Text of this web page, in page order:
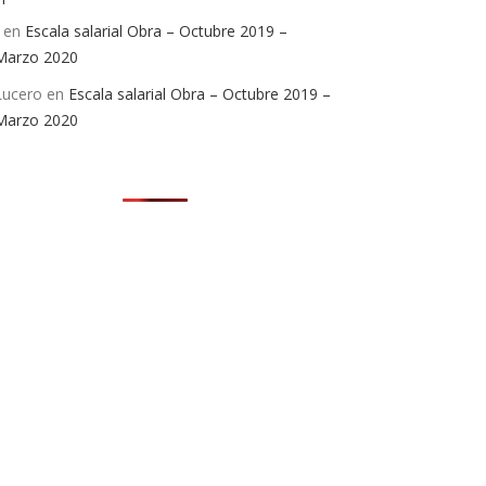
en Escala salarial Obra – Octubre 2019 –
2020
en Escala salarial Obra – Octubre 2019 –
2020